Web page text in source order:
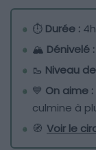
⏱ Durée :
🏔 Dénivelé :
🥾 Niveau
💙 On aime :
culmine à
🧭 Voir le